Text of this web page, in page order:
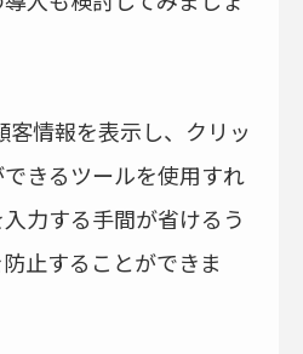
客情報を表示し、クリッ
きるツールを使用すれ
力する手間が省けるう
止することができま